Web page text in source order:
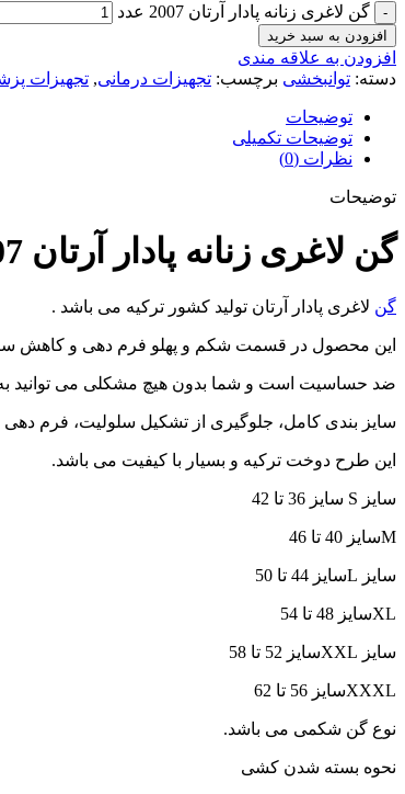
گن لاغری زنانه پادار آرتان 2007 عدد
افزودن به سبد خرید
افزودن به علاقه مندی
دسته: توانبخشی برچسب: تجهیزات درمانی, تجهیزات
توضیحات
توضیحات تکمیلی
نظرات (0)
توضیحات
گن لاغری زنانه پادار آرتان 2007
گن لاغری پادار آرتان تولید کشور ترکیه می باشد .
این محصول در قسمت شکم و پهلو فرم دهی و کاهش سایز
ضد حساسیت است و شما بدون هیچ مشکلی می توانید به
سایز بندی کامل، جلوگیری از تشکیل سلولیت، فرم
این طرح دوخت ترکیه و بسیار با کیفیت می باشد.
سایز S سایز 36 تا 42
Mسایز 40 تا 46
سایز Lسایز 44 تا 50
XLسایز 48 تا 54
سایز XXLسایز 52 تا 58
XXXLسایز 56 تا 62
نوع گن شکمی می باشد.
نحوه بسته شدن کشی